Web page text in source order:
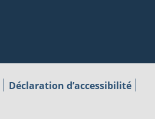
Déclaration d’accessibilité